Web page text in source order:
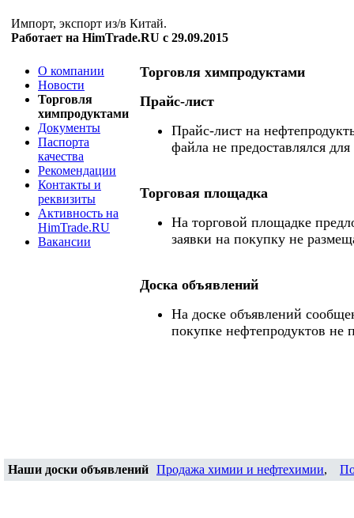
Импорт, экспорт из/в Китай.
Работает на HimTrade.RU с 29.09.2015
О компании
Новости
Торговля
химпродуктами
Документы
Паспорта
качества
Рекомендации
Контакты и
реквизиты
Активность на
HimTrade.RU
Вакансии
Торговля химпродуктами
Прайс-лист
Прайс-лист на
файла не предоставлялся
Торговая площадка
На торговой площадке
заявки на покупку не
Доска объявлений
На доске объявлений
покупке нефтепродуктов не
Наши доски объявлений Продажа химии и нефтехимии,